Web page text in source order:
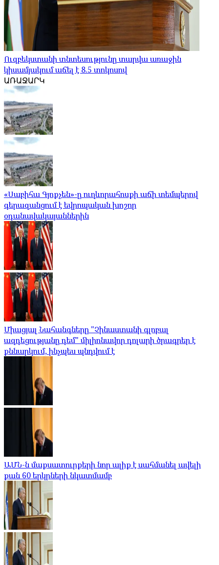
Ուզբեկստանի տնտեսությունը տարվա առաջին
կիսամյակում աճել է 8.5 տոկոսով
ԱՌԱՋԱՐԿ
«Սաբիհա Գյոքչեն»-ը ուղևորահոսքի աճի տեմպերով
գերազանցում է եվրոպական խոշոր
օդանավակայաններին
Միացյալ Նահանգները "Չինաստանի գլոբալ
ազդեցությանը դեմ" միլիոնավոր դոլարի ծրագրեր է
քննարկում, ինչպես պնդվում է
ԱՄՆ-ն մաքսատուրքերի նոր ալիք է սահմանել ավելի
քան 60 երկրների նկատմամբ